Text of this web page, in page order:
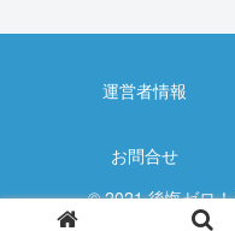
運営者情報
お問合せ
© 2021 後悔ゼロ